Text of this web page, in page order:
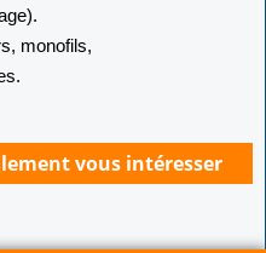
monofils,
vous intéresser